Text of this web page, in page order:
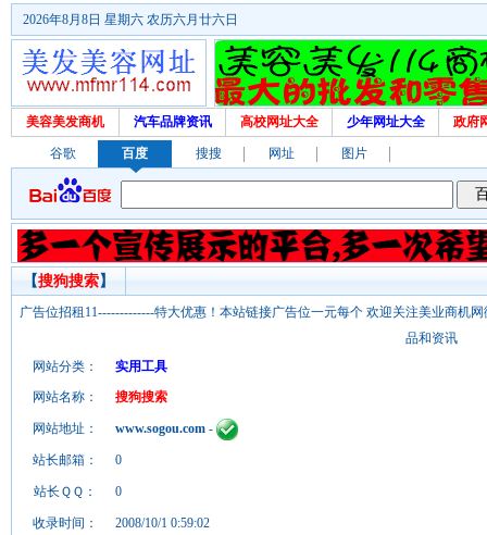
2026年8月8日 星期六 农历六月廿六日
美容美发商机 汽车品牌资讯 高校网址大全 少年网址大全 政府
谷歌 百度 搜搜 网址 图片
【搜狗搜索】
广告位招租11-------------特大优惠！本站链接广告位一元每个 欢迎关注美业商机
品和资讯
网站分类：
实用工具
网站名称：
搜狗搜索
网站地址： www.sogou.com -
站长邮箱： 0
站长ＱＱ： 0
收录时间： 2008/10/1 0:59:02